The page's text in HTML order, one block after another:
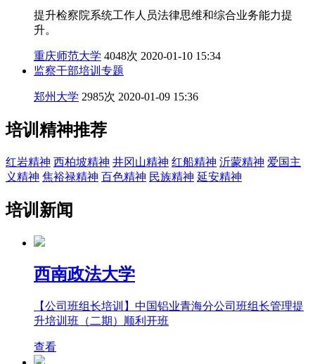
提升检察院系统工作人员法律思维和综合业务能力提
升。
重庆师范大学 4048次 2020-01-10 15:34
监察干部培训专题
郑州大学 2985次 2020-01-09 15:36
培训精神推荐
红岩精神 西柏坡精神 井冈山精神 红船精神 沂蒙精神 爱国主
义精神 焦裕禄精神 百色精神 民族精神 延安精神
培训新闻
西南政法大学
【公司班组长培训】中国铝业青海分公司班组长管理提
升培训班（二期）顺利开班
查看